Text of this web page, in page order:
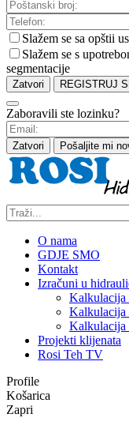
Slažem se sa opštii
Slažem se s
segmentacije
Zatvori REGISTRUJ
Zaboravili ste lozinku?
Zatvori Pošaljite mi
O nama
GDJE SMO
Kontakt
Izračuni u
Kalkulacija
Kalkulacija
Kalkulacija
Projekti klijenata
Rosi Teh TV
Profile
Košarica
Zapri